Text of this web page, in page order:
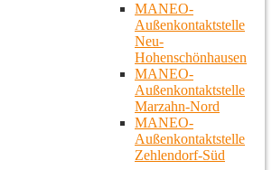
MANEO-
Außenkontaktstelle
Neu-
Hohenschönhausen
MANEO-
Außenkontaktstelle
Marzahn-Nord
MANEO-
Außenkontaktstelle
Zehlendorf-Süd